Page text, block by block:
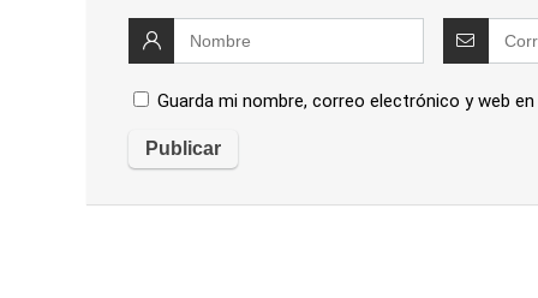
Guarda mi nombre, correo electrónico y web